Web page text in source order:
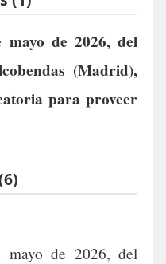
mayo de 2026, del
(Madrid),
para proveer
mayo de 2026, del